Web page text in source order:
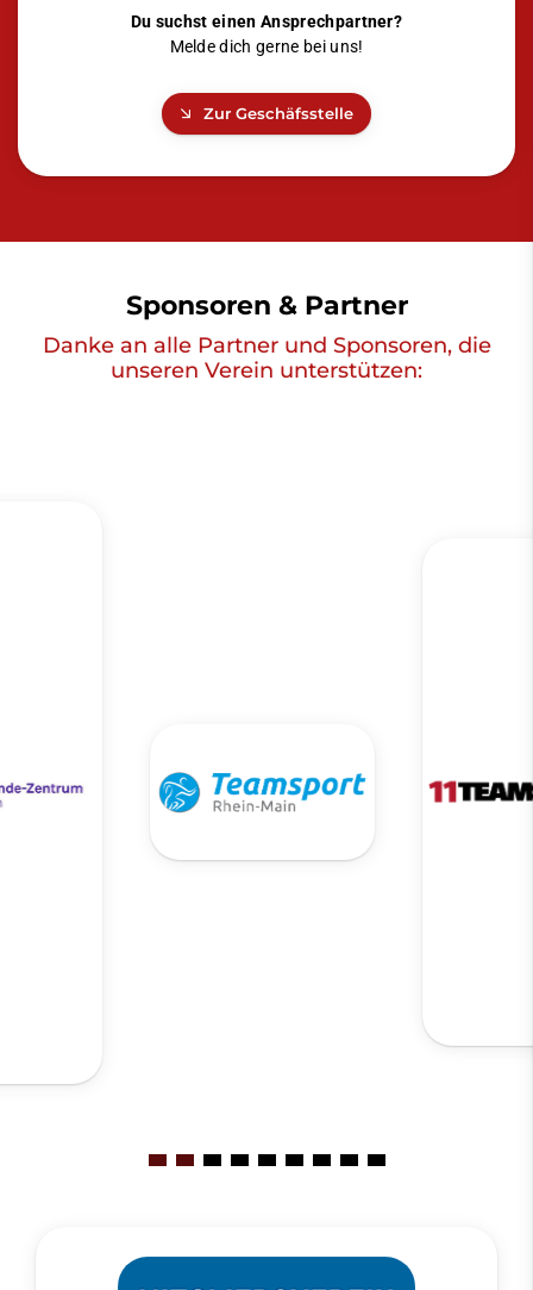
Du suchst einen Ansprechpartner?
Melde dich gerne bei uns!
Zur Geschäfsstelle
Sponsoren & Partner
Danke an alle Partner und Sponsoren, die
unseren Verein unterstützen: